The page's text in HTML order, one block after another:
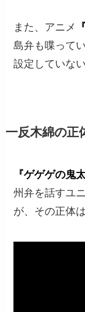
また、アニメ
島弁も喋って
設定していな
一反木綿の正
『ゲゲゲの鬼
州弁を話すユ
が、その正体